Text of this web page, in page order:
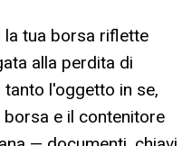
la tua borsa riflette
alla perdita di
l'oggetto in se,
e il contenitore